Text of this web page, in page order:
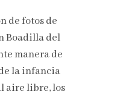
de fotos de
Boadilla del
manera de
la infancia
aire libre, los